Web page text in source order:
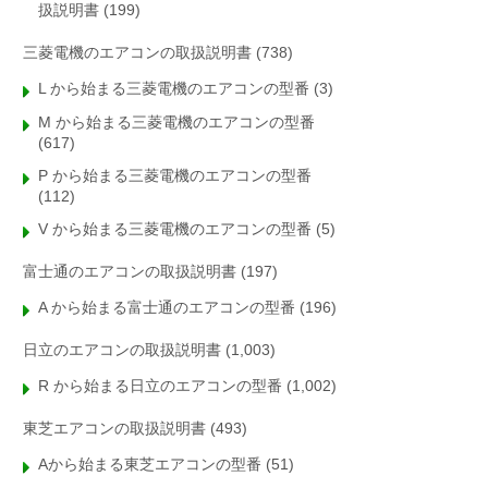
扱説明書 (199)
三菱電機のエアコンの取扱説明書 (738)
L から始まる三菱電機のエアコンの型番 (3)
M から始まる三菱電機のエアコンの型番
(617)
P から始まる三菱電機のエアコンの型番
(112)
V から始まる三菱電機のエアコンの型番 (5)
富士通のエアコンの取扱説明書 (197)
A から始まる富士通のエアコンの型番 (196)
日立のエアコンの取扱説明書 (1,003)
R から始まる日立のエアコンの型番 (1,002)
東芝エアコンの取扱説明書 (493)
Aから始まる東芝エアコンの型番 (51)